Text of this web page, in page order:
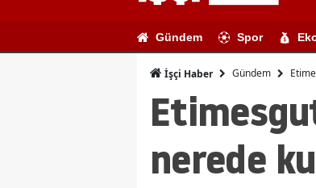
Gündem Spor
İşçi Haber Gündem
nerede